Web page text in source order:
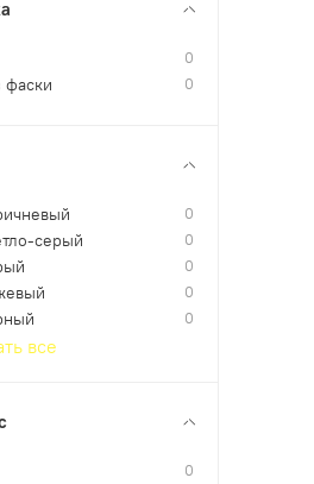
0
фаски 0
0
серый 0
0
0
0
все
0